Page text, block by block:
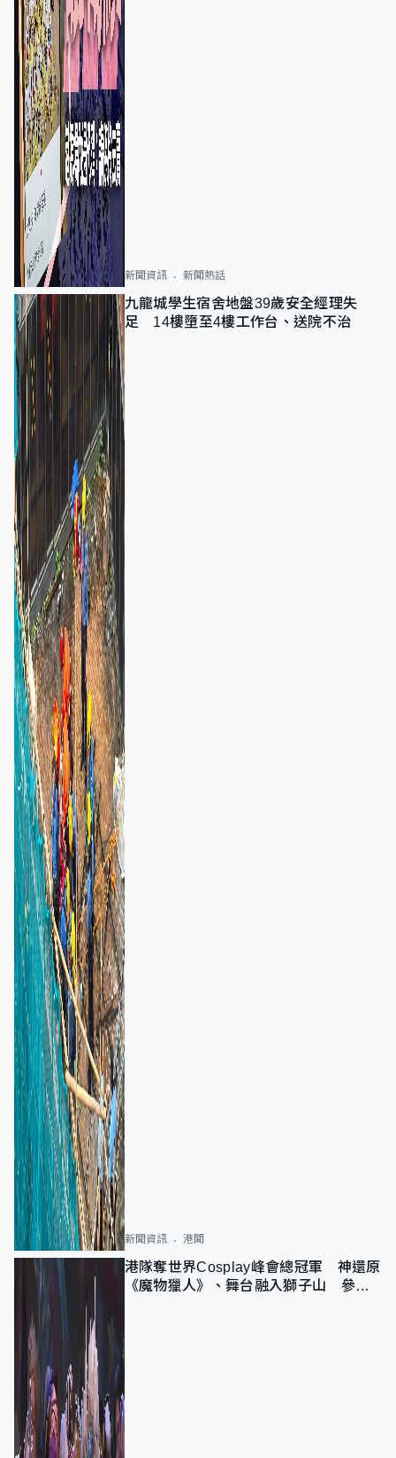
新聞資訊 新聞熱話
九龍城學生宿舍地盤39歲安全經理失
足 14樓墮至4樓工作台、送院不治
新聞資訊 港聞
港隊奪世界Cosplay峰會總冠軍 神還原
《魔物獵人》、舞台融入獅子山 參賽